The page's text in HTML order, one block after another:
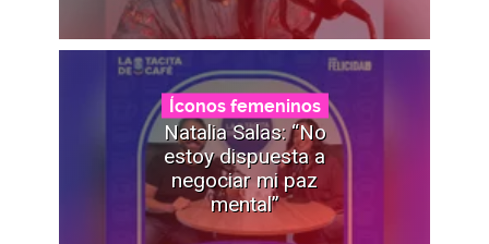
Íconos femeninos
Natalia Salas: “No
estoy dispuesta a
negociar mi paz
mental”